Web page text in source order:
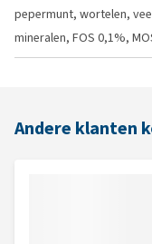
pepermunt, wortelen,
mineralen, FOS 0,1%,
Andere klanten